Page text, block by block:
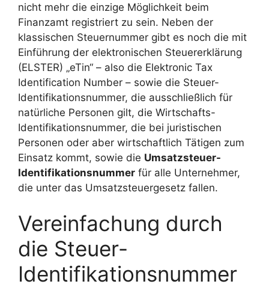
nicht mehr die einzige Möglichkeit beim
Finanzamt registriert zu sein. Neben der
klassischen Steuernummer gibt es noch die mit
Einführung der elektronischen Steuererklärung
(ELSTER) „eTin“ – also die Elektronic Tax
Identification Number – sowie die Steuer-
Identifikationsnummer, die ausschließlich für
natürliche Personen gilt, die Wirtschafts-
Identifikationsnummer, die bei juristischen
Personen oder aber wirtschaftlich Tätigen zum
Einsatz kommt, sowie die Umsatzsteuer-
Identifikationsnummer für alle Unternehmer,
die unter das Umsatzsteuergesetz fallen.
Vereinfachung durch
die Steuer-
Identifikationsnummer